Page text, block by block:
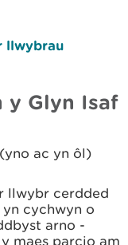
llwybrau
y Glyn Isaf
ac yn ôl)
llwybr cerdded
cychwyn o
arno -
maes parcio am